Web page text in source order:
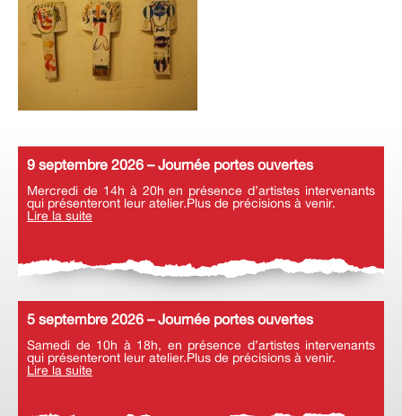
9 septembre 2026 – Journée portes ouvertes
Mercredi de 14h à 20h en présence d’artistes intervenants
qui présenteront leur atelier.Plus de précisions à venir.
Lire la suite
5 septembre 2026 – Journée portes ouvertes
Samedi de 10h à 18h, en présence d’artistes intervenants
qui présenteront leur atelier.Plus de précisions à venir.
Lire la suite